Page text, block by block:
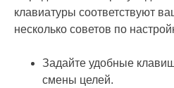
клавиатуры соответствуют
несколько советов по
Задайте удобные
смены целей.